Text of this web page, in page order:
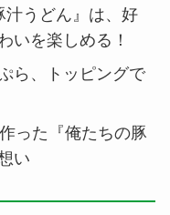
汁うどん』は、好
いを楽しめる！
ら、トッピングで
った『俺たちの豚
い